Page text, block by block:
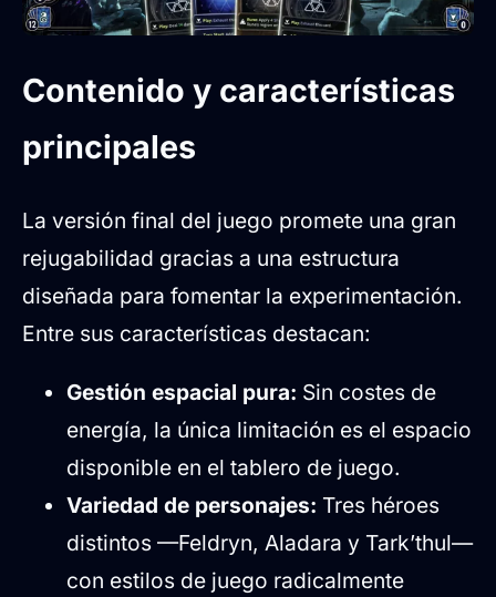
Contenido y características
principales
La versión final del juego promete una gran
rejugabilidad gracias a una estructura
diseñada para fomentar la experimentación.
Entre sus características destacan:
Gestión espacial pura: Sin costes de
energía, la única limitación es el espacio
disponible en el tablero de juego.
Variedad de personajes: Tres héroes
distintos —Feldryn, Aladara y Tark’thul—
con estilos de juego radicalmente